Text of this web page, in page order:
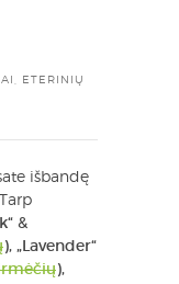
ETERINIŲ
išbandę
&
), „Lavender“
),